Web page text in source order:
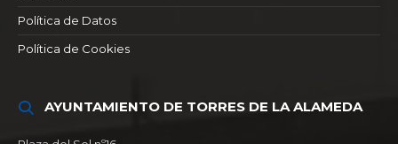
Política de Datos
Política de Cookies
AYUNTAMIENTO DE TORRES DE LA ALAMEDA